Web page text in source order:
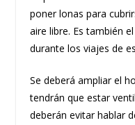
poner lonas para
aire libre. Es también
durante los viajes de
Se deberá ampliar el
tendrán que estar
deberán evitar hablar